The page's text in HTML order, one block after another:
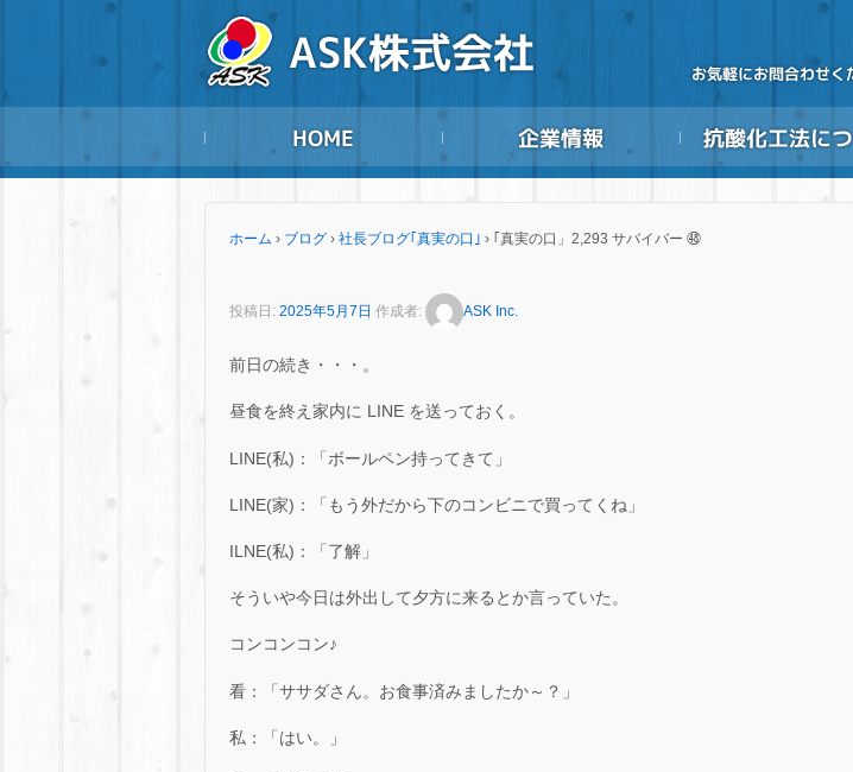
ホーム › ブログ › 社長ブログ｢真実の口｣ › ｢真実の口」2,293 サバイバー ㊽
投稿日: 2025年5月7日 作成者: ASK Inc.
前日の続き・・・。
昼食を終え家内に LINE を送っておく。
LINE(私)：「ボールペン持ってきて」
LINE(家)：「もう外だから下のコンビニで買ってくね」
ILNE(私)：「了解」
そういや今日は外出して夕方に来るとか言っていた。
コンコンコン♪
看：「ササダさん。お食事済みましたか～？」
私：「はい。」